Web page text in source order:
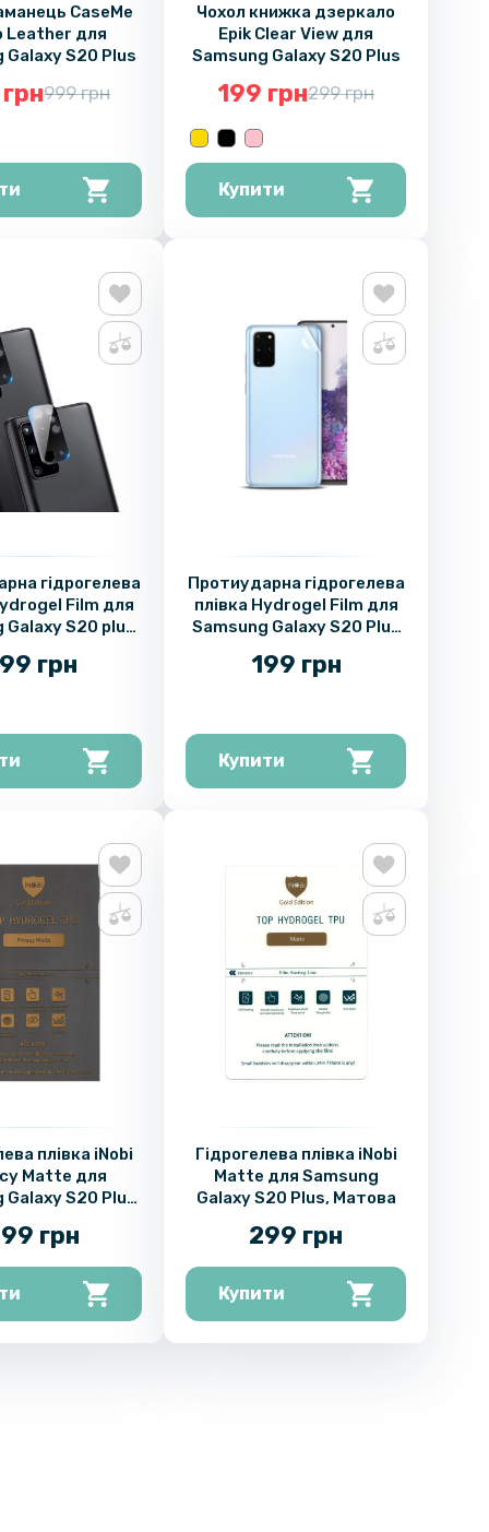
CaseMe
Leather для
Galaxy S20 Plus
999 грн
Чохол книжка дзеркало
Epik Clear View для
Samsung Galaxy S20 Plus
199 грн299 грн
Купити
гідрогелева
Film для
Galaxy S20 plus
грн
Протиударна гідрогелева
плівка Hydrogel Film для
Samsung Galaxy S20 Plus
Transparent
199 грн
Купити
плівка iNobi
Matte для
Galaxy S20 Plus
грн
Гідрогелева плівка iNobi
Matte для Samsung
Galaxy S20 Plus, Матова
299 грн
Купити